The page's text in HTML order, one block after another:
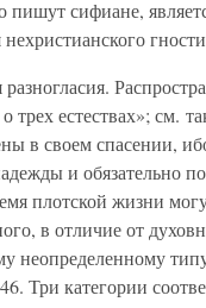
сифиане,
трех естествах»; см.
в своем спасении,
и обязательно
плотской жизни
в отличие от
неопределенному
Три категории